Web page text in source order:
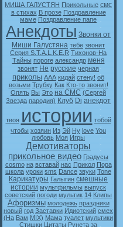
МИША ГАЛУСТЯН Прикольные смс
в стихах В прозе Поздравление
маме Поздравление папе
Анекдоты Звонки от
Миши Галустяна тебе звонит
Серия S.T.A.L.K.E.R Тихонов-На
Тайны пороге александр меня
звонят Не русские черная
приколы ААА кидай стену! об
возьми Трубку Как Кто-то звонит!
Опять Вы Это на СМС (Сергей
Звезда пародия) Клуб Dj анекдот
твоя истории тобой
чтобы хозяин Из Эй Ну love You
любовь Моя Игры
Демотиваторы
прикольное видео Градусы
cosmo на вставай нас Прикол Пора
школа уроки sms Dance звуки Tone
Карикатуры Галыгин смешные
истории мультфильмы выпуск
советский погоди мультик 14 Клипы
Афоризмы молодежь праздники
новый год Заставки Идиотский смех
(На Вам MIX) Мама туалет мультики
Стишки Цитаты Рунета за